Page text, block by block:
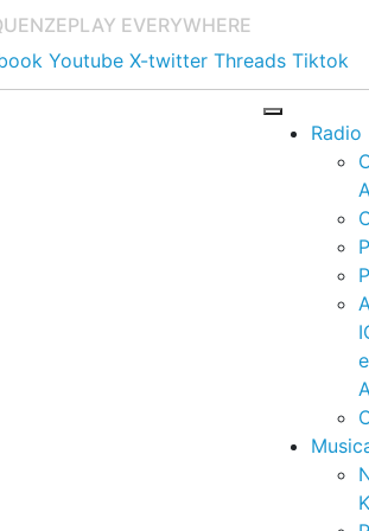
PLAY EVERYWHERE
Youtube X-twitter Threads Tiktok
Radio
e